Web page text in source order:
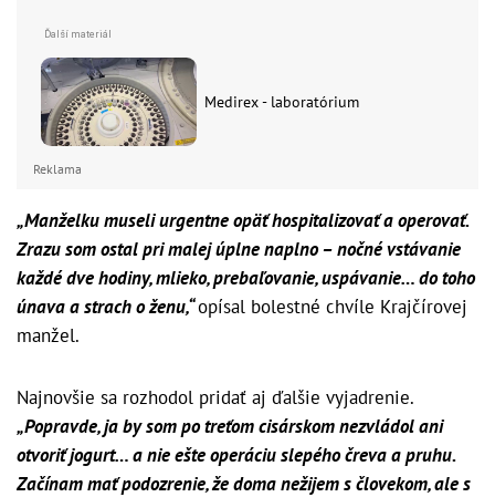
Medirex - laboratórium
Reklama
„Manželku museli urgentne opäť hospitalizovať a operovať.
Zrazu som ostal pri malej úplne naplno – nočné vstávanie
každé dve hodiny, mlieko, prebaľovanie, uspávanie… do toho
únava a strach o ženu,“opísal bolestné chvíle Krajčírovej
manžel.
Najnovšie sa rozhodol pridať aj ďalšie vyjadrenie.
„Popravde, ja by som po treťom cisárskom nezvládol ani
otvoriť jogurt… a nie ešte operáciu slepého čreva a pruhu.
Začínam mať podozrenie, že doma nežijem s človekom, ale s